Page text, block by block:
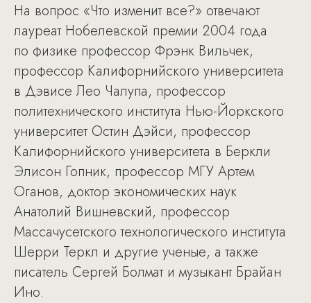
На вопрос «Что изменит все?» отвечают
лауреат Нобелевской премии 2004 года
по физике профессор Фрэнк Вильчек,
профессор Калифорнийского университета
в Дэвисе Лео Чалупа, профессор
политехнического института Нью-Йоркского
университет Остин Дэйси, профессор
Калифорнийского университета в Беркли
Элисон Гопник, профессор МГУ Артем
Оганов, доктор экономических наук
Анатолий Вишневский, профессор
Массачусетского технологического института
Шерри Теркл и другие ученые, а также
писатель Сергей Болмат и музыкант Брайан
Ино.